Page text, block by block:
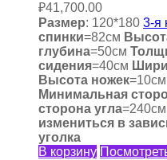
₽41,700.00
Размер: 120*180 3-я
спинки=82см
глубина=50см
сидения=40см
Высота ножек=10см
Минимальная
сторона угла=240см
измениться в
уголка
В корзину